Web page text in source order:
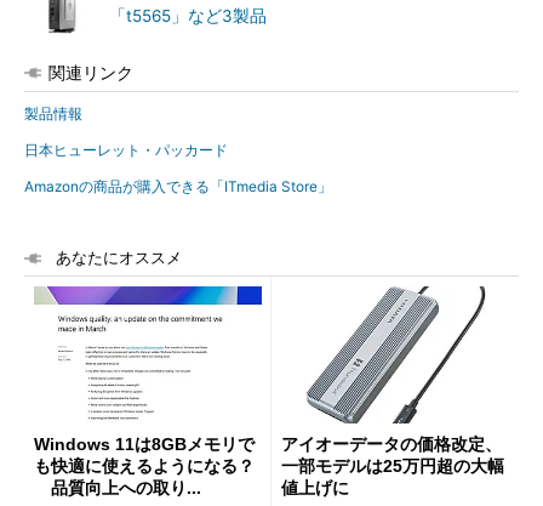
「t5565」など3製品
関連リンク
製品情報
日本ヒューレット・パッカード
Amazonの商品が購入できる「ITmedia Store」
あなたにオススメ
Windows 11は8GBメモリで
も快適に使えるようになる？
品質向上への取り...
アイオーデータの価格改定、
一部モデルは25万円超の大幅
値上げに